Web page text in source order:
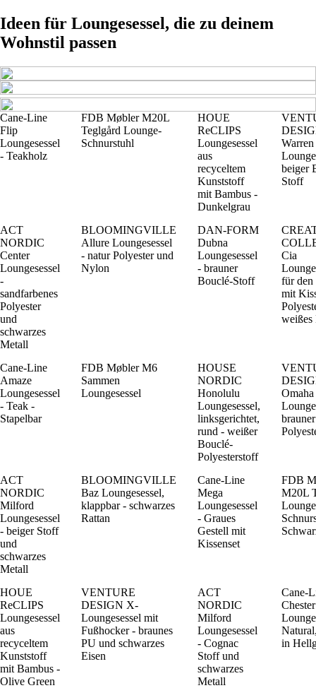
Ideen für Loungesessel, die zu deinem
Wohnstil passen
Cane-Line
Flip
Loungesessel
- Teakholz
FDB Møbler M20L
Teglgård Lounge-
Schnurstuhl
HOUE
ReCLIPS
Loungesessel
aus
recyceltem
Kunststoff
mit Bambus -
Dunkelgrau
Warren
beiger
Stoff
ACT
NORDIC
Center
Loungesessel
-
sandfarbenes
Polyester
und
schwarzes
Metall
BLOOMINGVILLE
Allure Loungesessel
- natur Polyester und
Nylon
DAN-FORM
Dubna
Loungesessel
- brauner
Bouclé-Stoff
Cia
für den
mit
weißes
Cane-Line
Amaze
Loungesessel
- Teak -
Stapelbar
FDB Møbler M6
Sammen
Loungesessel
HOUSE
NORDIC
Honolulu
Loungesessel,
linksgerichtet,
rund - weißer
Bouclé-
Polyesterstoff
Omaha
ACT
NORDIC
Milford
Loungesessel
- beiger Stoff
und
schwarzes
Metall
BLOOMINGVILLE
Baz Loungesessel,
klappbar - schwarzes
Rattan
Cane-Line
Mega
Loungesessel
- Graues
Gestell mit
Kissenset
FDB
M20L
HOUE
ReCLIPS
Loungesessel
aus
recyceltem
Kunststoff
mit Bambus -
Olive Green
VENTURE
DESIGN X-
Loungesessel mit
Fußhocker - braunes
PU und schwarzes
Eisen
ACT
NORDIC
Milford
Loungesessel
- Cognac
Stoff und
schwarzes
Metall
Cane-
Chester
in